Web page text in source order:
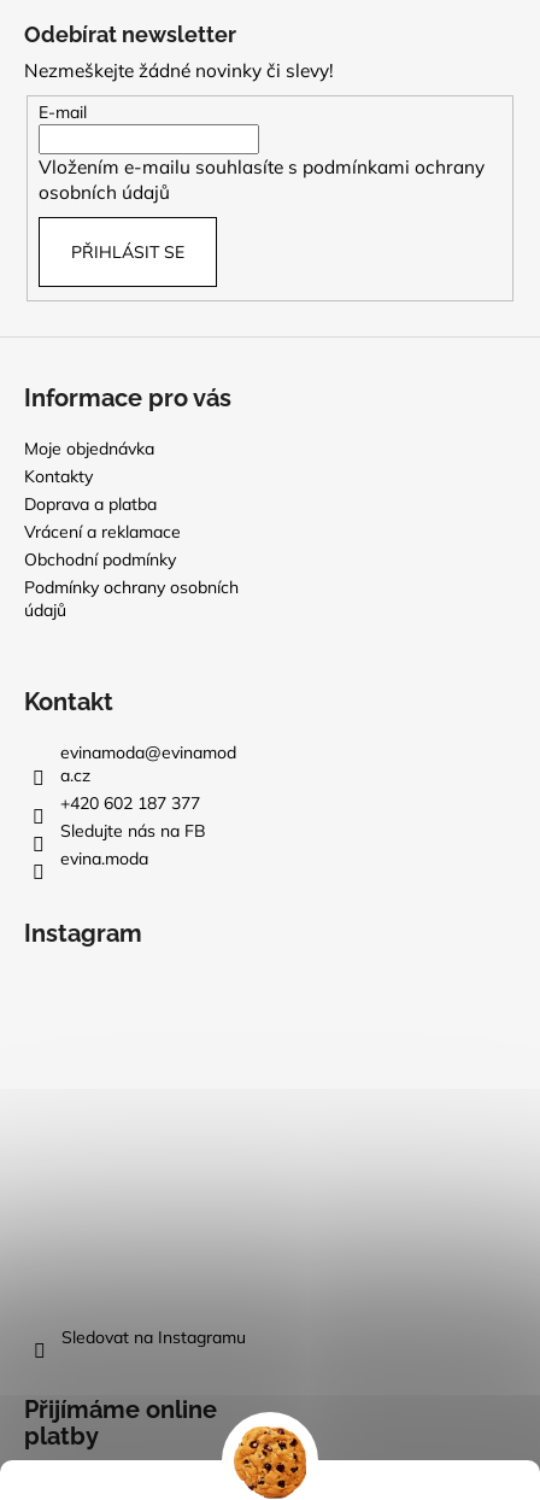
Odebírat newsletter
Nezmeškejte žádné novinky či slevy!
E-mail
Vložením e-mailu souhlasíte s podmínkami ochrany
osobních údajů
PŘIHLÁSIT SE
Informace pro vás
Moje objednávka
Kontakty
Doprava a platba
Vrácení a reklamace
Obchodní podmínky
Podmínky ochrany osobních
údajů
Kontakt
evinamoda@evinamod
a.cz
+420 602 187 377
Sledujte nás na FB
evina.moda
Instagram
Sledovat na Instagramu
Přijímáme online
platby